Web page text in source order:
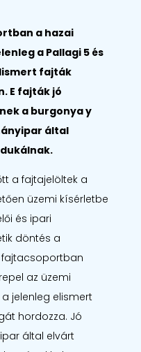
a hazai
a Pallagi 5 és
fajták
E fajták jó
a burgonya y
által
a fajtajelöltek a
üzemi kísérletbe
és ipari
döntés a
fajtacsoportban
az üzemi
jelenleg elismert
hordozza. Jó
által elvárt